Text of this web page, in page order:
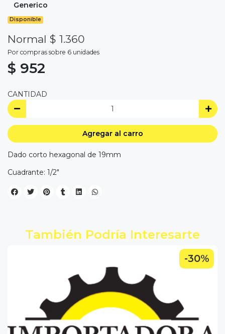
Generico
Disponible
Normal $ 1.360
Por compras sobre 6 unidades
$ 952
CANTIDAD
Agregar al carro
Dado corto hexagonal de 19mm
Cuadrante: 1/2"
También Podría Interesarte
-30%